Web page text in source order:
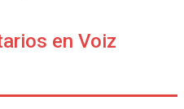
en Voiz